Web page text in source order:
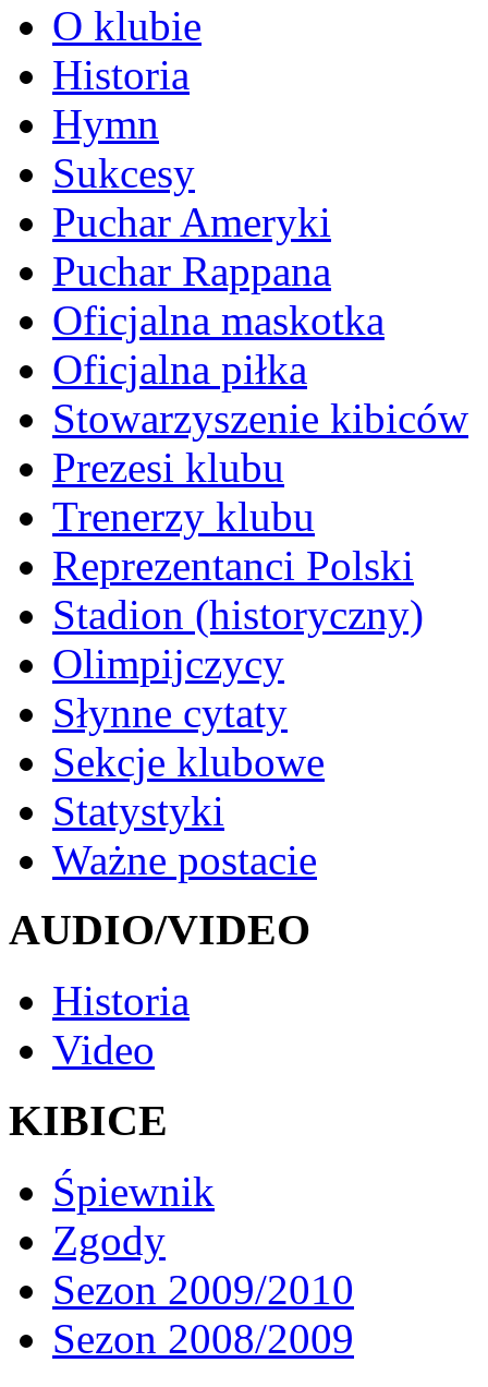
O klubie
Historia
Hymn
Sukcesy
Puchar Ameryki
Puchar Rappana
Oficjalna maskotka
Oficjalna piłka
Stowarzyszenie kibiców
Prezesi klubu
Trenerzy klubu
Reprezentanci Polski
Stadion (historyczny)
Olimpijczycy
Słynne cytaty
Sekcje klubowe
Statystyki
Ważne postacie
AUDIO/VIDEO
Historia
Video
KIBICE
Śpiewnik
Zgody
Sezon 2009/2010
Sezon 2008/2009